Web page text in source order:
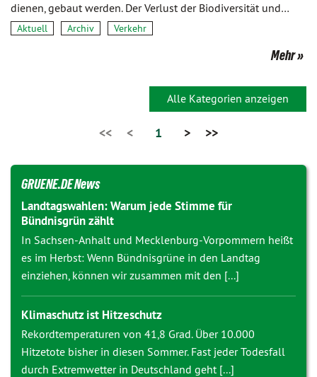
dienen, gebaut werden. Der Verlust der Biodiversität und…
Aktuell Archiv Verkehr
Mehr
Alle Kategorien anzeigen
<< < 1 > >>
GRUENE.DE News
Landtagswahlen: Warum jede Stimme für
Bündnisgrün zählt
In Sachsen-Anhalt und Mecklenburg-Vorpommern heißt
es im Herbst: Wenn Bündnisgrüne in den Landtag
einziehen, können wir zusammen mit den [...]
Klimaschutz ist Hitzeschutz
Rekordtemperaturen von 41,8 Grad. Über 10.000
Hitzetote bisher in diesen Sommer. Fast jeder Todesfall
durch Extremwetter in Deutschland geht [...]